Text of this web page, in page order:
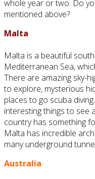
whole year or two. Do
mentioned above?
Malta
Malta is a beautiful
Mediterranean Sea,
There are amazing sky-
to explore, mysterious
places to go scuba
interesting things to see
country has something
Malta has incredible
many underground
Australia